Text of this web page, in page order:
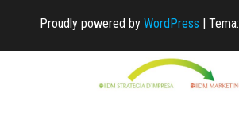
Proudly powered by WordPress | Tema: